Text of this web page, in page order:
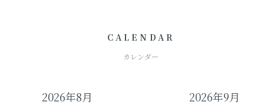
CALENDAR
カレンダー
2026年8月 2026年9月